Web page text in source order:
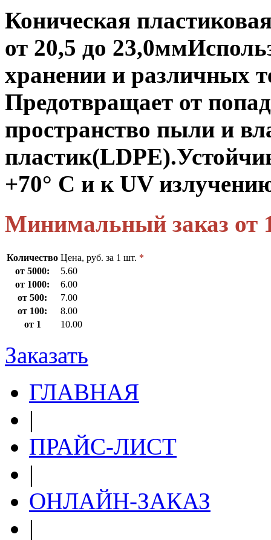
Коническая
от 20,5 до 23,0мм
хранении и различных
Предотвращает от
пространство пыли и
пластик(LDPE).
+70° C и к UV
Минимальный заказ от
Количество Цена, руб. за 1 шт. *
от 5000:
5.60
от 1000:
6.00
от 500:
7.00
от 100:
8.00
от 1
10.00
Заказать
ГЛАВНАЯ
|
ПРАЙС-ЛИСТ
|
ОНЛАЙН-ЗАКАЗ
|